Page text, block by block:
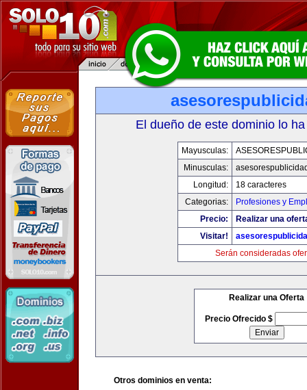
El dueño de este dominio lo
Mayusculas:
Minusculas:
Longitud:
18 caracteres
Categorias:
Profesiones y
Precio:
Realizar una
Visitar!
Serán consideradas
Realizar una Oferta
Precio Ofrecido $
Otros dominios en venta: